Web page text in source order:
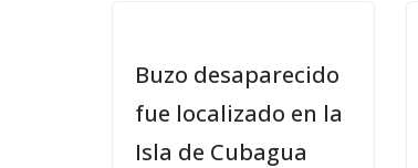
Buzo desaparecido
fue localizado en la
Isla de Cubagua